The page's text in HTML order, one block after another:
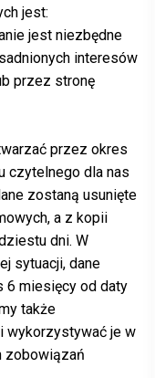
jest:
jest niezbędne
interesów
przez stronę
przez okres
czytelnego dla nas
zostaną usunięte
a z kopii
dni. W
sytuacji, dane
6 miesięcy od daty
także
wykorzystywać je w
zobowiązań